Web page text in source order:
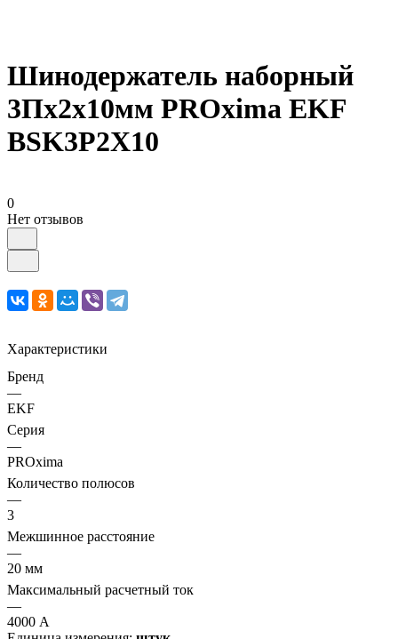
Шинодержатель наборный
3Пх2х10мм PROxima EKF
BSK3P2X10
0
Нет отзывов
Характеристики
Бренд
—
EKF
Серия
—
PROxima
Количество полюсов
—
3
Межшинное расстояние
—
20 мм
Максимальный расчетный ток
—
4000 А